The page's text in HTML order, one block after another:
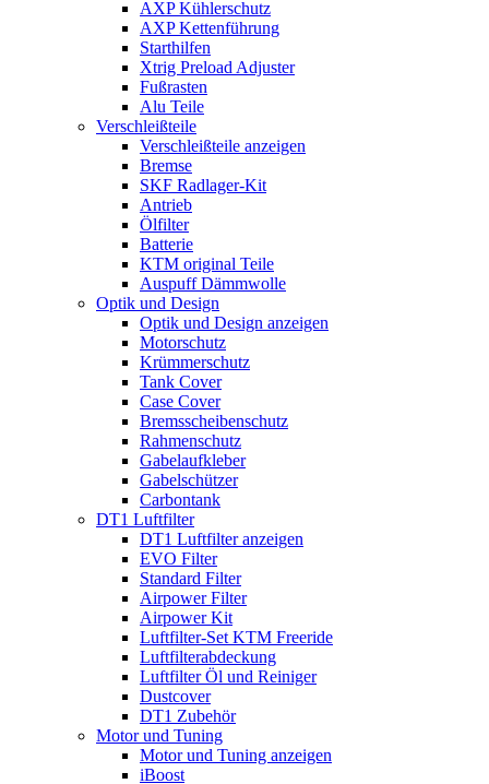
AXP Kühlerschutz
AXP Kettenführung
Starthilfen
Xtrig Preload Adjuster
Fußrasten
Alu Teile
Verschleißteile
Verschleißteile anzeigen
Bremse
SKF Radlager-Kit
Antrieb
Ölfilter
Batterie
KTM original Teile
Auspuff Dämmwolle
Optik und Design
Optik und Design anzeigen
Motorschutz
Krümmerschutz
Tank Cover
Case Cover
Bremsscheibenschutz
Rahmenschutz
Gabelaufkleber
Gabelschützer
Carbontank
DT1 Luftfilter
DT1 Luftfilter anzeigen
EVO Filter
Standard Filter
Airpower Filter
Airpower Kit
Luftfilter-Set KTM Freeride
Luftfilterabdeckung
Luftfilter Öl und Reiniger
Dustcover
DT1 Zubehör
Motor und Tuning
Motor und Tuning anzeigen
iBoost